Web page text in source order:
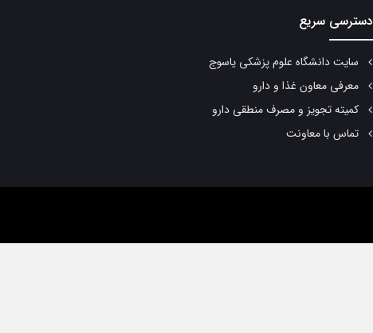
دسترسی سریع
سایت دانشگاه علوم پزشکی یاسوج
معرفی معاون غذا و دارو
کمیته تجویز و مصرف منطقی دارو
تماس با معاونت